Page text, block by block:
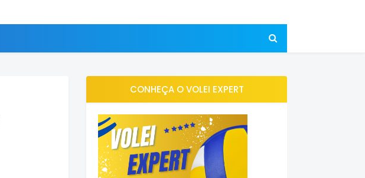
CONHEÇA O VOLEI EXPERT